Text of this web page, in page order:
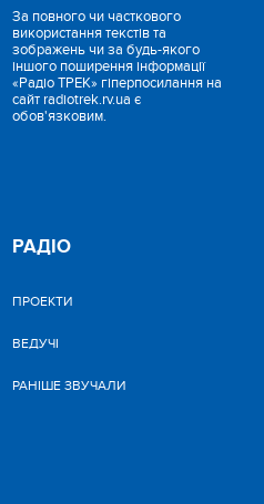
За повного чи часткового
використання текстів та
зображень чи за будь-якого
іншого поширення інформації
«Радіо ТРЕК» гіперпосилання на
сайт radiotrek.rv.ua є
обов'язковим.
РАДІО
ПРОЕКТИ
ВЕДУЧІ
РАНІШЕ ЗВУЧАЛИ